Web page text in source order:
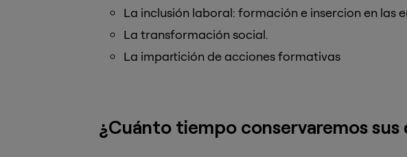
La inclusión laboral: formación e insercion en las
La transformación social.
La impartición de acciones formativas
¿Cuánto tiempo conservaremos sus